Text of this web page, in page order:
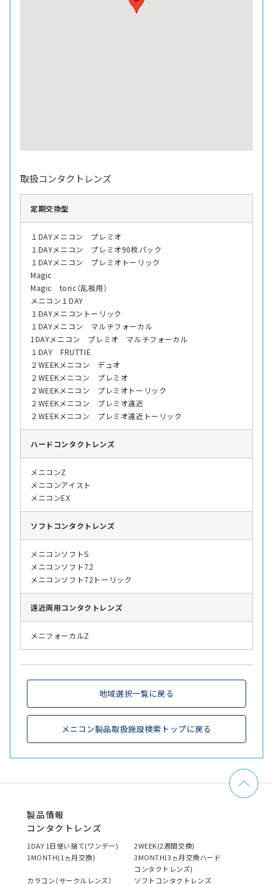
取扱コンタクトレンズ
定期交換型
１DAYメニコン プレミオ
１DAYメニコン プレミオ90枚パック
１DAYメニコン プレミオトーリック
Magic
Magic toric（乱視用）
メニコン１DAY
１DAYメニコントーリック
１DAYメニコン マルチフォーカル
1DAYメニコン プレミオ マルチフォーカル
１DAY FRUTTIE
２WEEKメニコン デュオ
２WEEKメニコン プレミオ
２WEEKメニコン プレミオトーリック
２WEEKメニコン プレミオ遠近
２WEEKメニコン プレミオ遠近トーリック
ハード コンタクトレンズ
メニコンZ
メニコンアイスト
メニコンEX
ソフト コンタクトレンズ
メニコンソフトS
メニコンソフト72
メニコンソフト72トーリック
遠近両用コンタクトレンズ
メニフォーカルZ
地域選択一覧に戻る
メニコン製品取扱施設検索トップに戻る
製品情報
コンタクトレンズ
1DAY 1日使い捨て(ワンデー)
2WEEK(2週間交換)
1MONTH(1ヵ月交換)
3MONTH(3ヵ月交換ハード
コンタクトレンズ)
カラコン（サークルレンズ）
ソフトコンタクトレンズ